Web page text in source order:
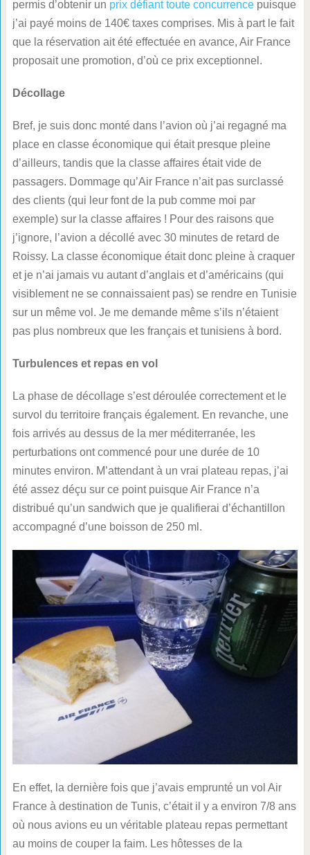
permis d’obtenir un prix défiant toute concurrencepuisque
j’ai payé moins de 140€ taxes comprises. Mis à part le fait
que la réservation ait été effectuée en avance, Air France
proposait une promotion, d’où ce prix exceptionnel.
Décollage
Bref, je suis donc monté dans l’avion où j’ai regagné ma
place en classe économique qui était presque pleine
d’ailleurs, tandis que la classe affaires était vide de
passagers. Dommage qu’Air France n’ait pas surclassé
des clients (qui leur font de la pub comme moi par
exemple) sur la classe affaires ! Pour des raisons que
j’ignore, l’avion a décollé avec 30 minutes de retard de
Roissy. La classe économique était donc pleine à craquer
et je n’ai jamais vu autant d’anglais et d’américains (qui
visiblement ne se connaissaient pas) se rendre en Tunisie
sur un même vol. Je me demande même s’ils n’étaient
pas plus nombreux que les français et tunisiens à bord.
Turbulences et repas en vol
La phase de décollage s’est déroulée correctement et le
survol du territoire français également. En revanche, une
fois arrivés au dessus de la mer méditerranée, les
perturbations ont commencé pour une durée de 10
minutes environ. M’attendant à un vrai plateau repas, j’ai
été assez déçu sur ce point puisque Air France n’a
distribué qu’un sandwich que je qualifierai d’échantillon
accompagné d’une boisson de 250 ml.
En effet, la dernière fois que j’avais emprunté un vol Air
France à destination de Tunis, c’était il y a environ 7/8 ans
où nous avions eu un véritable plateau repas permettant
au moins de couper la faim. Les hôtesses de la